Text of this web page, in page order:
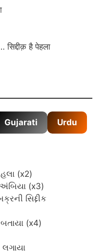
सिद्दीक़ है पेहला
Gujarati Urdu
(x2)
(x3)
સિદ્દીક
(x4)
લગાયા